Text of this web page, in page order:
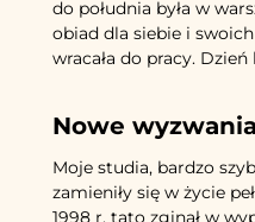
do południa była w
obiad dla siebie i
wracała do pracy.
Nowe
Moje studia, bardzo
zamieniły się w życie
1998 r. tato zginął w